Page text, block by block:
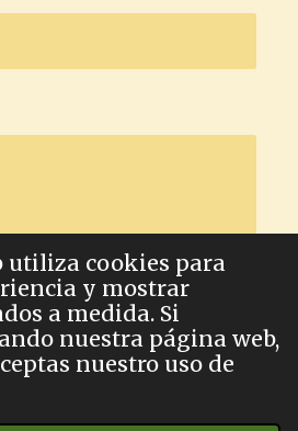
utiliza cookies para
y mostrar
a medida. Si
nuestra página web,
nuestro uso de
y Revolución